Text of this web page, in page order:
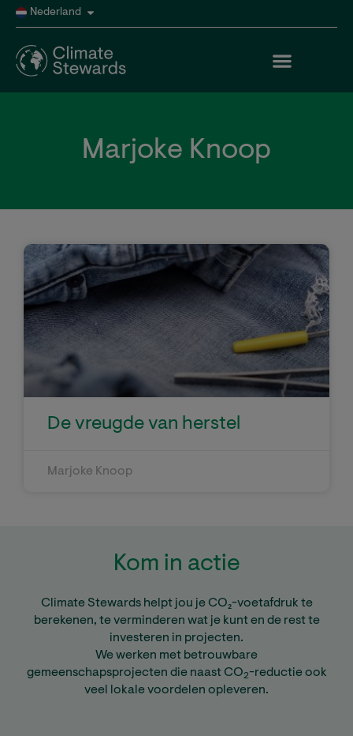
Nederland
Marjoke Knoop
De vreugde van herstel
Marjoke Knoop
Kom in actie
Climate Stewards helpt jou je CO₂-voetafdruk te
berekenen, te verminderen wat je kunt en de rest te
investeren in projecten.
We werken met betrouwbare
gemeenschapsprojecten die naast CO2-reductie ook
veel lokale voordelen opleveren.